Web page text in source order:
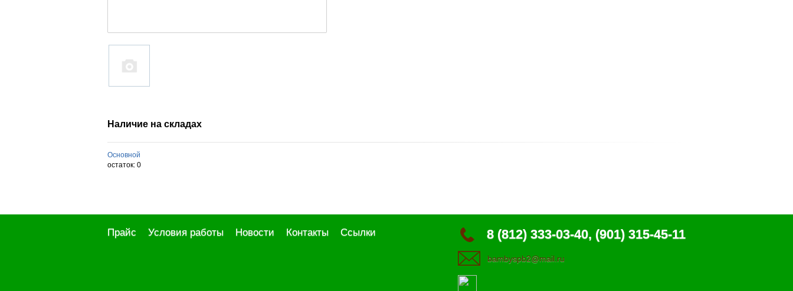
Наличие на складах
Основной
остаток: 0
8 (812) 333-03-40, (901) 315-45-11
bambyspb2@mail.ru
Прайс Условия работы Новости Контакты Ссылки